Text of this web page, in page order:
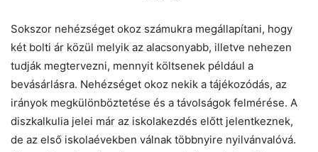
Sokszor nehézséget okoz számukra megállapítani, hogy
két bolti ár közül melyik az alacsonyabb, illetve nehezen
tudják megtervezni, mennyit költsenek például a
bevásárlásra. Nehézséget okoz nekik a tájékozódás, az
irányok megkülönböztetése és a távolságok felmérése. A
diszkalkulia jelei már az iskolakezdés előtt jelentkeznek,
de az első iskolaévekben válnak többnyire nyilvánvalóvá.